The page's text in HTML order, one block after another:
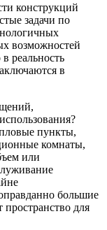
конструкций
задачи по
возможностей
реальность
в
пункты,
комнаты,
или
большие
для